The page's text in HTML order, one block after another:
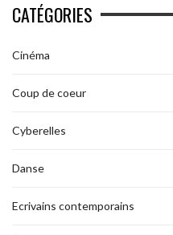
CATÉGORIES
Cinéma
Coup de coeur
Cyberelles
Danse
Ecrivains contemporains